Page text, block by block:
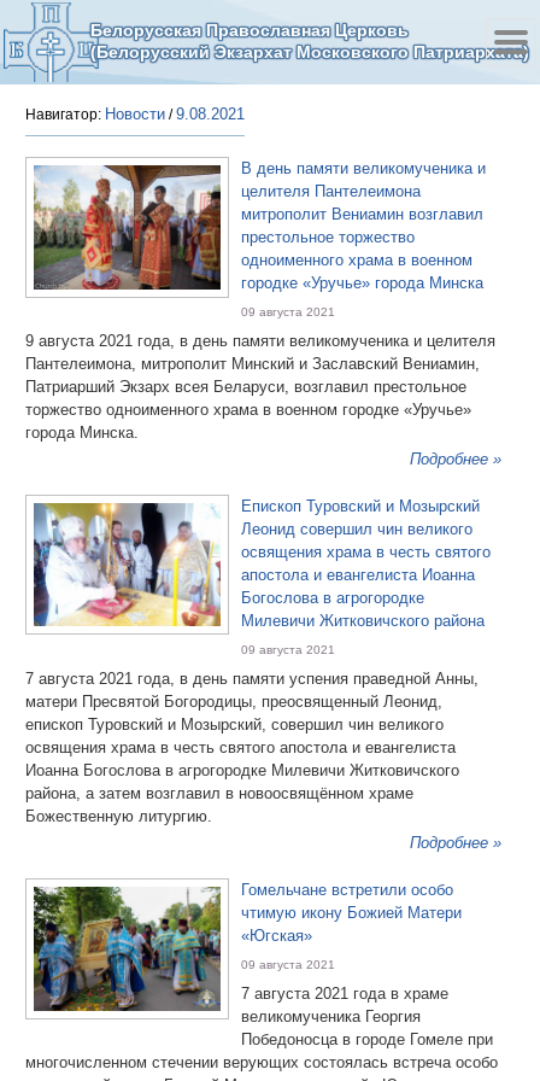
Белорусская Православная Церковь
(Белорусский Экзархат Московского Патриархата)
Навигатор: Новости /9.08.2021
В день памяти великомученика и
целителя Пантелеимона
митрополит Вениамин возглавил
престольное торжество
одноименного храма в военном
городке «Уручье» города Минска
09 августа 2021
9 августа 2021 года, в день памяти великомученика и целителя
Пантелеимона, митрополит Минский и Заславский Вениамин,
Патриарший Экзарх всея Беларуси, возглавил престольное
торжество одноименного храма в военном городке «Уручье»
города Минска.
Подробнее »
Епископ Туровский и Мозырский
Леонид совершил чин великого
освящения храма в честь святого
апостола и евангелиста Иоанна
Богослова в агрогородке
Милевичи Житковичского района
09 августа 2021
7 августа 2021 года, в день памяти успения праведной Анны,
матери Пресвятой Богородицы, преосвященный Леонид,
епископ Туровский и Мозырский, совершил чин великого
освящения храма в честь святого апостола и евангелиста
Иоанна Богослова в агрогородке Милевичи Житковичского
района, а затем возглавил в новоосвящённом храме
Божественную литургию.
Подробнее »
Гомельчане встретили особо
чтимую икону Божией Матери
«Югская»
09 августа 2021
7 августа 2021 года в храме
великомученика Георгия
Победоносца в городе Гомеле при
многочисленном стечении верующих состоялась встреча особо